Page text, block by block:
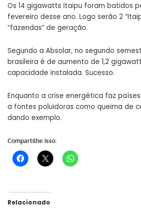
Os 14 gigawatts Itaipu foram batidos
fevereiro desse ano. Logo serão 2
“fazendas” de geração.
Segundo a Absolar, no segundo
brasileira é de aumento de 1,2
capacidade instalada. Sucesso.
Enquanto a crise energética faz
a fontes poluidoras como queima de
dando exemplo.
Compartilhe isso:
Relacionado